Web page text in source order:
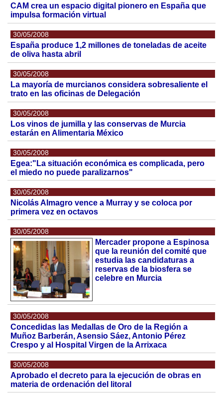
CAM crea un espacio digital pionero en España que
impulsa formación virtual
30/05/2008
España produce 1,2 millones de toneladas de aceite
de oliva hasta abril
30/05/2008
La mayoría de murcianos considera sobresaliente el
trato en las oficinas de Delegación
30/05/2008
Los vinos de jumilla y las conservas de Murcia
estarán en Alimentaria México
30/05/2008
Egea:"La situación económica es complicada, pero
el miedo no puede paralizarnos"
30/05/2008
Nicolás Almagro vence a Murray y se coloca por
primera vez en octavos
30/05/2008
Mercader propone a Espinosa
que la reunión del comité que
estudia las candidaturas a
reservas de la biosfera se
celebre en Murcia
30/05/2008
Concedidas las Medallas de Oro de la Región a
Muñoz Barberán, Asensio Sáez, Antonio Pérez
Crespo y al Hospital Virgen de la Arrixaca
30/05/2008
Aprobado el decreto para la ejecución de obras en
materia de ordenación del litoral